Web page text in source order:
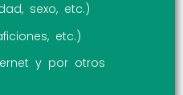
sexo, etc.)
etc.)
y por otros